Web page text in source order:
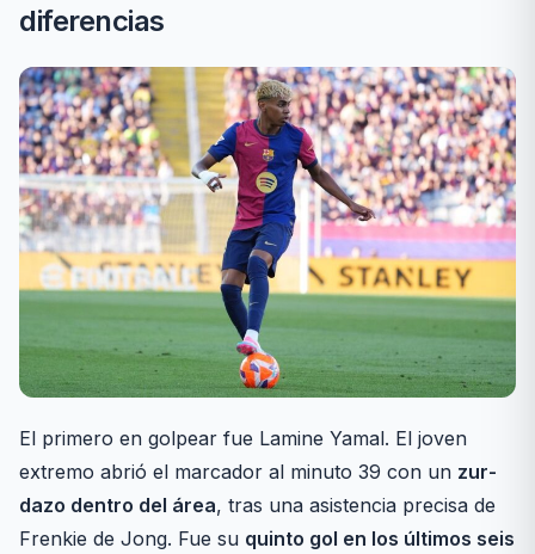
diferencias
El primero en golpear fue Lamine Yamal. El joven
extremo abrió el marcador al minuto 39 con un zur­
dazo dentro del área, tras una asistencia precisa de
Frenkie de Jong. Fue su quinto gol en los últimos seis